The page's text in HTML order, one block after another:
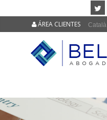
Català
ÁREA CLIENTES